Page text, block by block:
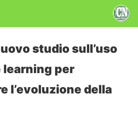
studio sull’uso
learning per
l’evoluzione della